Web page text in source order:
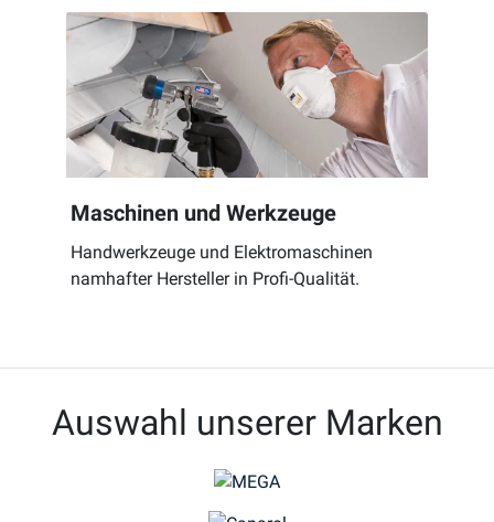
Maschinen und Werkzeuge
Handwerkzeuge und Elektromaschinen
namhafter Hersteller in Profi-Qualität.
Auswahl unserer Marken